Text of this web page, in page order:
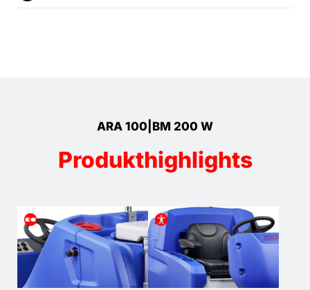
ARA 100|BM 200 W
Produkthighlights